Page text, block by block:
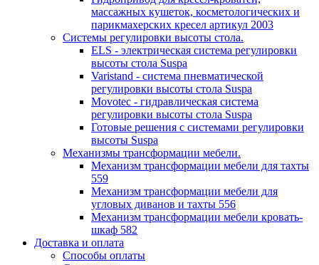
массажных кушеток, косметологических и
парикмахерских кресел артикул 2003
Системы регулировки высоты стола.
ELS - электрическая система регулировки
высоты стола Suspa
Varistand - система пневматической
регулировки высоты стола Suspa
Movotec - гидравлическая система
регулировки высоты стола Suspa
Готовые решения с системами регулировки
высоты Suspa
Механизмы трансформации мебели.
Механизм трансформации мебели для тахты
559
Механизм трансформации мебели для
угловых диванов и тахты 556
Механизм трансформации мебели кровать-
шкаф 582
Доставка и оплата
Способы оплаты